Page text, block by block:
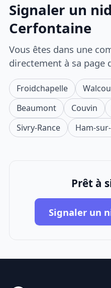
Signaler un
Cerfontaine
Vous êtes dans une
directement à sa page
Froidchapelle
Beaumont
Couvin
Sivry-Rance
Ham-
Prêt à
Signaler un